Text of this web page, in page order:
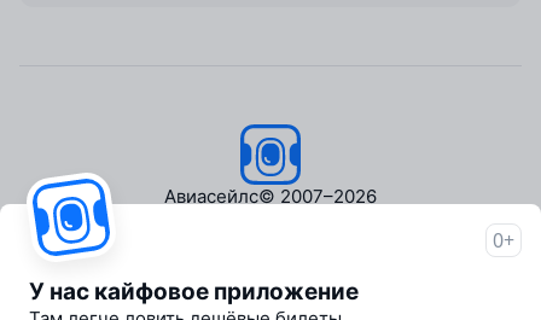
Авиасейлс© 2007–2026
Пресс‑центр
Travelpayouts
0+
У нас кайфовое приложение